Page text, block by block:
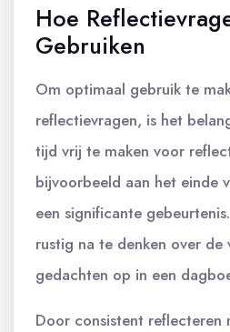
Hoe
Gebruiken
Om optimaal gebruik te
reflectievragen, is het
tijd vrij te maken voor
bijvoorbeeld aan het einde
een significante
rustig na te denken over de
gedachten op in een
Door consistent reflecteren